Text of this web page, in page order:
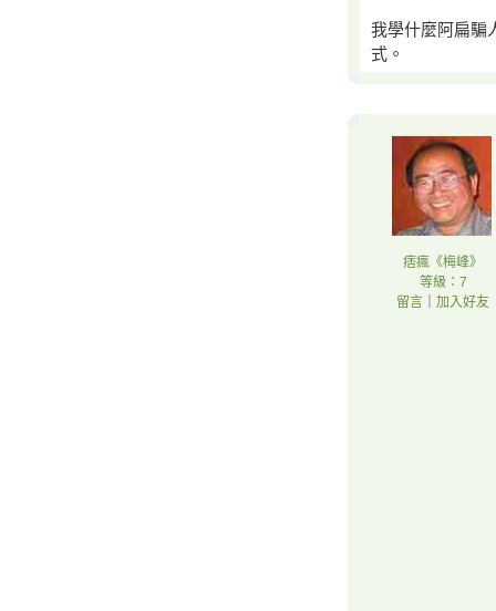
我學什麼阿扁騙
式。
痞瘋《梅峰》
等級：7
留言
加入好友